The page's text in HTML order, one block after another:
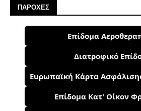
ΠΑΡΟΧΕΣ
Επίδομα
Διατροφικό
Ευρωπαϊκή Κάρτα
Επίδομα Κατ' Οίκον